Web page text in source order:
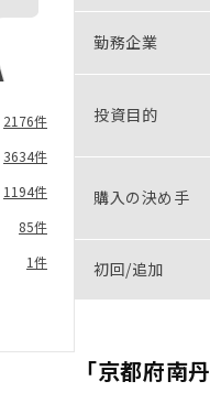
2176件
3634件
1194件
85件
1件
勤務企業
投資目的
購入の決め手
初回/追加
「京都府南